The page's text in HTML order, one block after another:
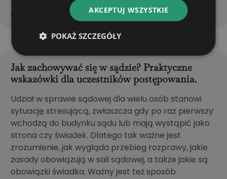
CZYTAJ DALEJ
Jak zachowywać się w sądzie? Praktyczne
wskazówki dla uczestników postępowania.
Udział w sprawie sądowej dla wielu osób stanowi
sytuację stresującą, zwłaszcza gdy po raz pierwszy
wchodzą do budynku sądu lub mają wystąpić jako
strona czy świadek. Dlatego tak ważne jest
zrozumienie, jak wygląda przebieg rozprawy, jakie
zasady obowiązują w sali sądowej, a także jakie są
obowiązki świadka. Ważny jest też sposób
AKCEPTUJ WSZYSTKIE
POKAŻ SZCZEGÓŁY